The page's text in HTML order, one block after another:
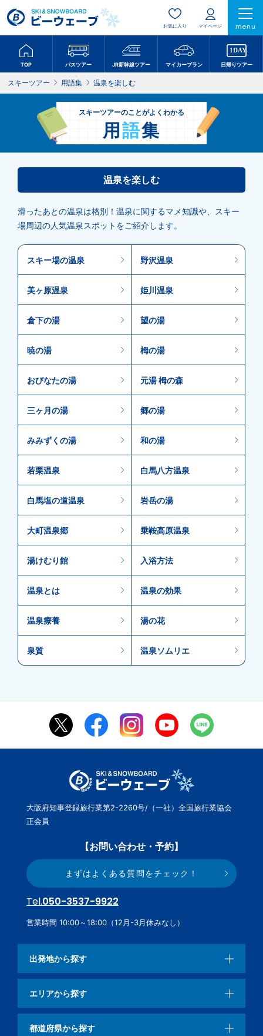
お気に入り マイページ menu
TOP バスツアー JR新幹線ツアー マイカープラン 日帰りツアー
スキーツアー 用語集 温泉を楽しむ
スキーツアーのことがよくわかる
用 語集
温泉を楽しむ
滑ったあとの温泉は格別！温泉に関するマメ知識や、スキー
場周辺の人気温泉スポットをご紹介します。
スキー場の温泉 野沢温泉
美ヶ原温泉 姫川温泉
倉下の湯 望の湯
暁の湯 栂の湯
おびなたの湯 元湯 栂の森
三ヶ月の湯 郷の湯
みみずくの湯 和の湯
若栗温泉 白馬八方温泉
白馬塩の道温泉 岩岳の湯
大町温泉郷 乗鞍高原温泉
湯けむり館 入浴方法
温泉とは 温泉の効果
温泉療養 湯の花
泉質 温泉ソムリエ
大阪府知事登録旅行業第2-2260号/（一社）全国旅行業協会
正会員
【お問い合わせ・予約】
まずはよくある質問をチェック！
Tel.050-3537-9922
営業時間 10:00～18:00（12月-3月休みなし）
出発地から探す
エリアから探す
都道府県から探す